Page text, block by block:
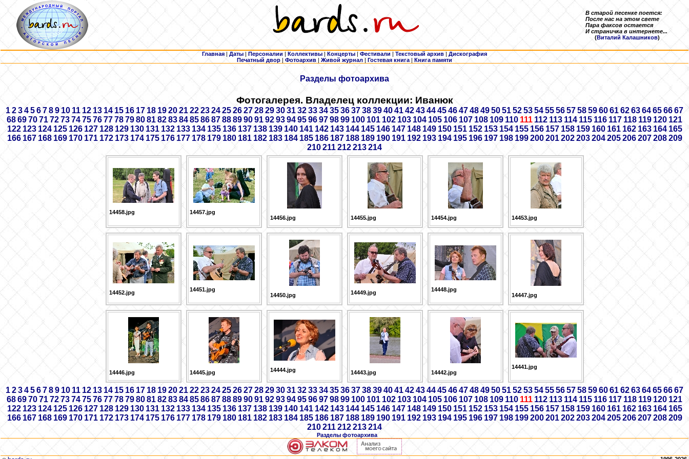
В старой песенке поется:
После нас на этом свете
Пара факсов остается
И страничка в интернете...
(Виталий Калашников)
Главная | Даты | Персоналии | Коллективы | Концерты | Фестивали | Текстовый архив | Дискография
Печатный двор | Фотоархив | Живой журнал |Гостевая книга | Книга памяти
Разделы фотоархива
Фотогалерея. Владелец коллекции: Иванюк
12345678910 11 12 13 14 15 16 17 18 19202122232425262728293031323334353637383940414243444546474849505152535455565758596061626364656667
6869707172737475767778798081828384858687888990919293949596979899 100 101 102 103 104 105 106 107 108 109 110 111 112 113 114 115 116 117 118 119 120 121
122 123 124 125 126 127 128 129 130 131 132 133 134 135 136 137 138 139 140 141 142 143 144 145 146 147 148 149 150 151 152 153 154 155 156 157 158 159 160 161 162 163164 165
166 167 168 169 170 171 172 173 174 175 176 177178 179 180 181 182 183 184 185 186 187 188 189 190 191 192 193 194195 196 197 198 199 200 201 202 203 204 205 206 207 208 209
210211212213214
14458.jpg
14457.jpg
14456.jpg
14455.jpg 14454.jpg 14453.jpg
14452.jpg
14451.jpg
14450.jpg
14449.jpg
14448.jpg
14447.jpg
14446.jpg 14445.jpg 14444.jpg 14443.jpg 14442.jpg
14441.jpg
123456789 10 11 12 13 14 15 16 17 18 19202122232425262728293031323334353637383940414243444546474849505152535455565758596061626364656667
6869707172737475767778798081828384858687888990919293949596979899 100 101 102 103 104 105 106 107 108 109 110 111 112113 114 115 116 117 118 119120 121
122 123 124 125126 127 128 129 130 131 132 133134 135 136 137 138 139 140 141 142 143 144 145 146 147 148 149 150151 152 153 154 155 156 157 158 159 160 161 162 163 164 165
166 167 168 169 170 171 172 173 174 175 176 177 178 179 180 181 182 183 184 185 186 187 188 189 190 191 192 193 194 195 196 197 198 199 200 201 202 203 204 205 206 207 208 209
210211212213214
Разделы фотоархива